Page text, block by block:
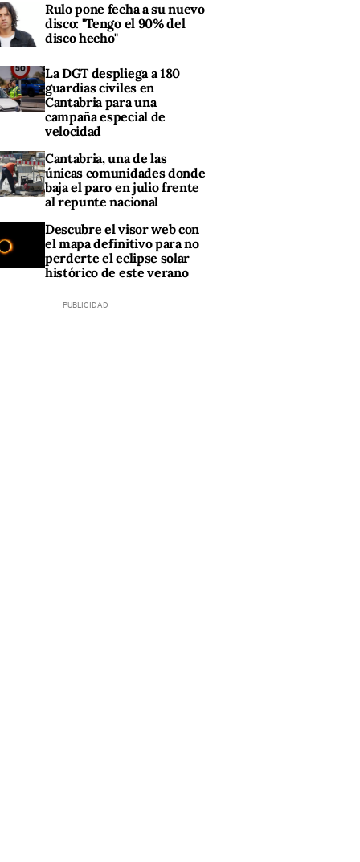
Rulo pone fecha a su nuevo
disco: "Tengo el 90% del
disco hecho"
La DGT despliega a 180
guardias civiles en
Cantabria para una
campaña especial de
velocidad
Cantabria, una de las
únicas comunidades donde
baja el paro en julio frente
al repunte nacional
Descubre el visor web con
el mapa definitivo para no
perderte el eclipse solar
histórico de este verano